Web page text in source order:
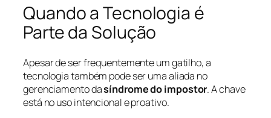
Quando a Tecnologia é
Parte da Solução
Apesar de ser frequentemente um gatilho, a
tecnologia também pode ser uma aliada no
gerenciamento dasíndrome do impostor. A chave
está no uso intencional e proativo.